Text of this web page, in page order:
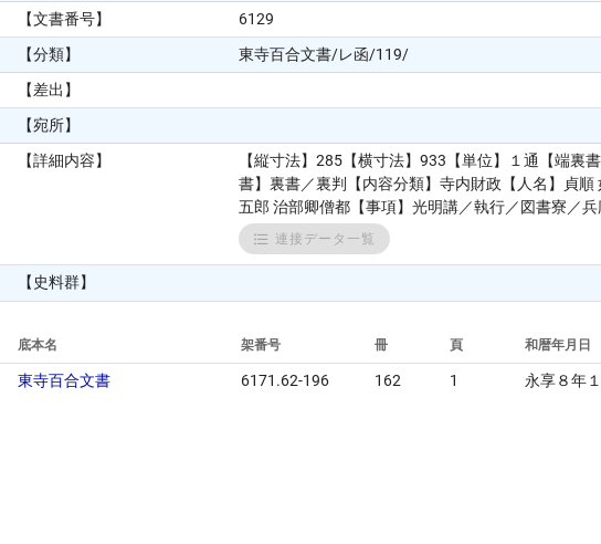
【文書番号】
6129
【分類】
東寺百合文書/レ函/119/
【差出】
【宛所】
【詳細内容】
【縦寸法】285【横寸法】933【単位】１通【端
書】裏書／裏判【内容分類】寺内財政【人名】貞順
五郎 治部卿僧都【事項】光明講／執行／図書寮／
連接データ一覧
【史料群】
底本名 架番号 冊 頁 和暦年月日
東寺百合文書 6171.62-196 162 1 永享８年